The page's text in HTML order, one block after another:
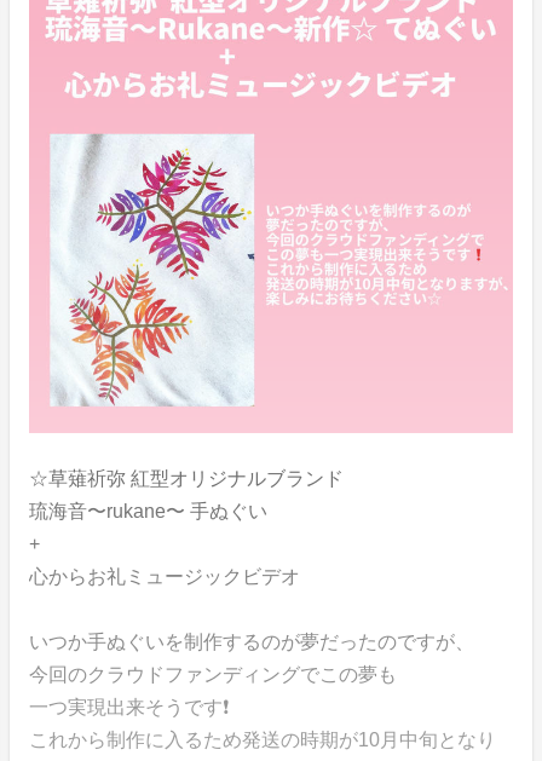
☆草薙祈弥 紅型オリジナルブランド
琉海音〜rukane〜 手ぬぐい
+
心からお礼ミュージックビデオ
いつか手ぬぐいを制作するのが夢だったのですが、
今回のクラウドファンディングでこの夢も
一つ実現出来そうです❗️
これから制作に入るため発送の時期が10月中旬となり